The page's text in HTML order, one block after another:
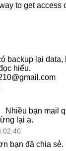
to get access
backup lại
hiểu.
Nhiều bạn mail
lại ạ.
bạn đã chia sẻ.